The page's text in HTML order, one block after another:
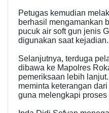
Petugas kemudian
berhasil mengamankan
pucuk air soft gun jenis
digunakan saat kejadian.
Selanjutnya, terduga
dibawa ke Mapolres
pemeriksaan lebih
meminta keterangan
guna melengkapi